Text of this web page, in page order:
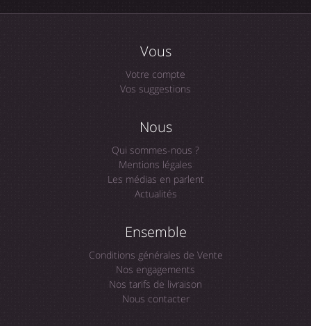
Vous
Votre compte
Vos suggestions
Nous
Qui sommes-nous ?
Mentions légales
Les médias en parlent
Actualités
Ensemble
Conditions générales de Vente
Nos engagements
Nos tarifs de livraison
Nous contacter